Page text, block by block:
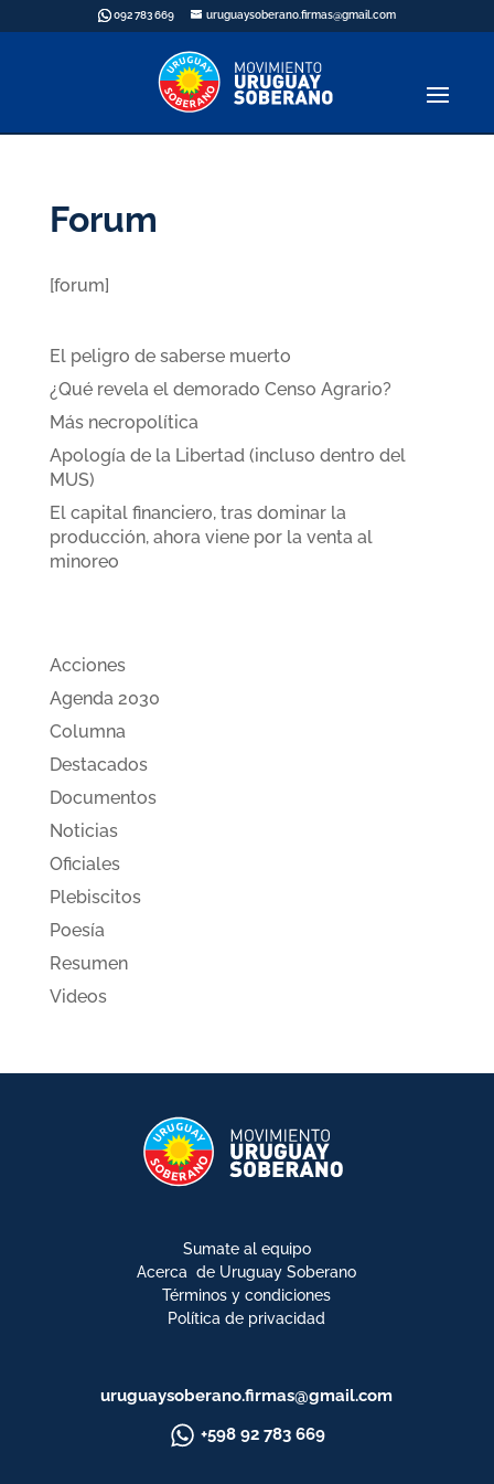
092 783 669 uruguaysoberano.firmas@gmail.com
Forum
[forum]
El peligro de saberse muerto
¿Qué revela el demorado Censo Agrario?
Más necropolítica
Apología de la Libertad (incluso dentro del
MUS)
El capital financiero, tras dominar la
producción, ahora viene por la venta al
minoreo
Acciones
Agenda 2030
Columna
Destacados
Documentos
Noticias
Oficiales
Plebiscitos
Poesía
Resumen
Videos
Sumate al equipo
Acerca de Uruguay Soberano
Términos y condiciones
Política de privacidad
uruguaysoberano.firmas@gmail.com
+598 92 783 669